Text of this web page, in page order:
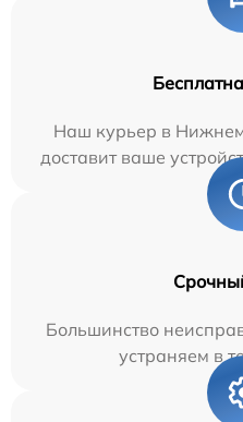
Наш курьер в
доставит ваше
Большинство
устраняем в